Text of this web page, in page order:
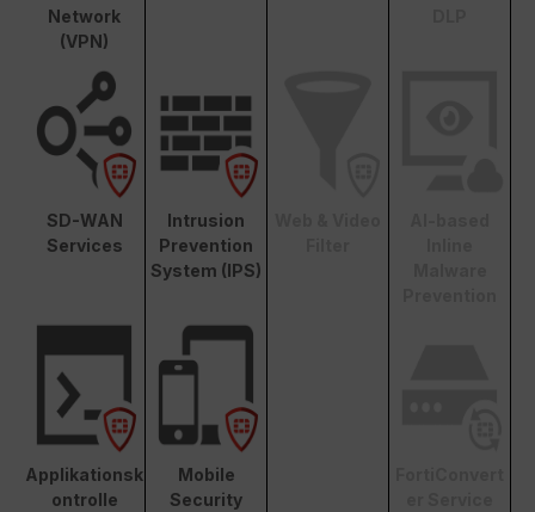
Network
(VPN)
SD-WAN
Services
Intrusion
Prevention
System (IPS)
Applikationsk
ontrolle
Mobile
Security